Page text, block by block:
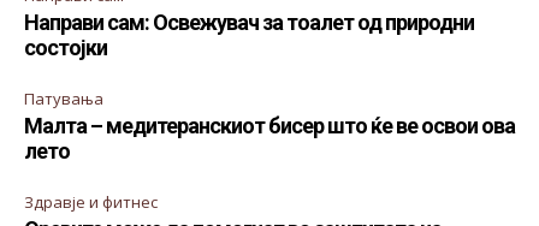
Направи сам: Освежувач за тоалет од природни
состојки
Патувања
Малта – медитеранскиот бисер што ќе ве освои ова
лето
Здравје и фитнес